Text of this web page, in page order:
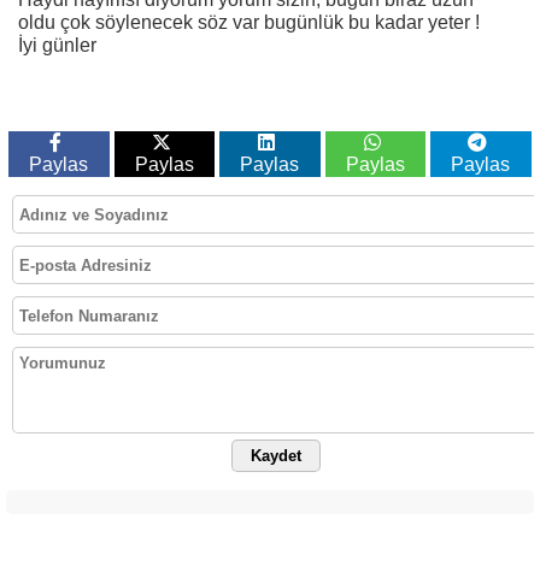
oldu çok söylenecek söz var bugünlük bu kadar yeter !
İyi günler
Paylas Paylas Paylas Paylas Paylas
Kaydet